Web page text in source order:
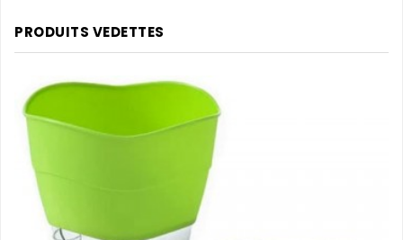
PRODUITS VEDETTES